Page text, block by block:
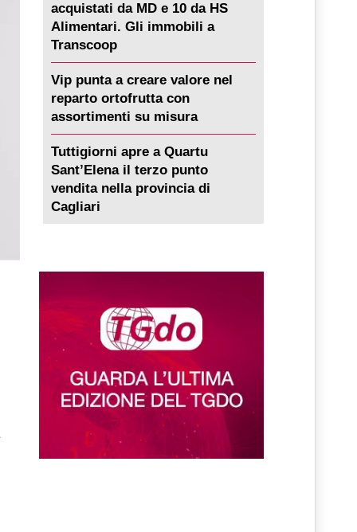
acquistati da MD e 10 da HS
Alimentari. Gli immobili a
Transcoop
Vip punta a creare valore nel
reparto ortofrutta con
assortimenti su misura
Tuttigiorni apre a Quartu
Sant’Elena il terzo punto
vendita nella provincia di
Cagliari